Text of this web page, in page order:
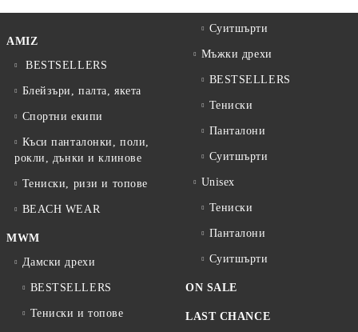
AMIZ
BESTSELLERS
Блейзъри, палта, якета
Спортни екипи
Къси панталонки, поли,
рокли, дънки и клинове
Тениски, ризи и топове
BEACH WEAR
MWM
Дамски дрехи
BESTSELLERS
Тениски и топове
Суитшърти
Мъжки дрехи
BESTSELLERS
Тениски
Панталони
Суитшърти
Unisex
Тениски
Панталони
Суитшърти
ON SALE
LAST CHANCE